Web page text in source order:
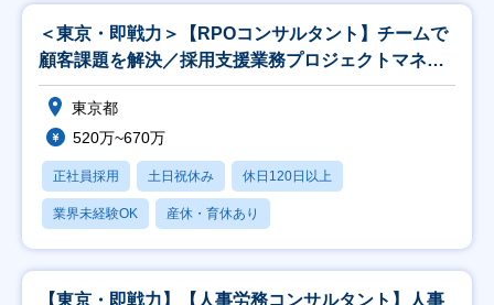
＜東京・即戦力＞【RPOコンサルタント】チームで
顧客課題を解決／採用支援業務プロジェクトマネー
ジャー
東京都
520万~670万
正社員採用 土日祝休み 休日120日以上
業界未経験OK 産休・育休あり
【東京・即戦力】【人事労務コンサルタント】人事